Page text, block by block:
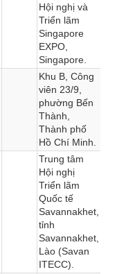
Hội nghị và
Triển lãm
Singapore
EXPO,
Singapore.
Khu B, Công
viên 23/9,
phường Bến
Thành,
Thành phố
Hồ Chí Minh.
Trung tâm
Hội nghị
Triển lãm
Quốc tế
Savannakhet,
tỉnh
Savannakhet,
Lào (Savan
ITECC).